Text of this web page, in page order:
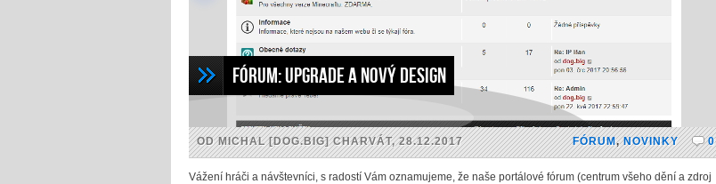
Fórum: upgrade a nový design
OD MICHAL [DOG.BIG] CHARVÁT, 28.12.2017 0
FÓRUM,NOVINKY
Vážení hráči a návštevníci, s radostí Vám oznamujeme, že naše portálové fórum (centrum všeho dění a zdroj